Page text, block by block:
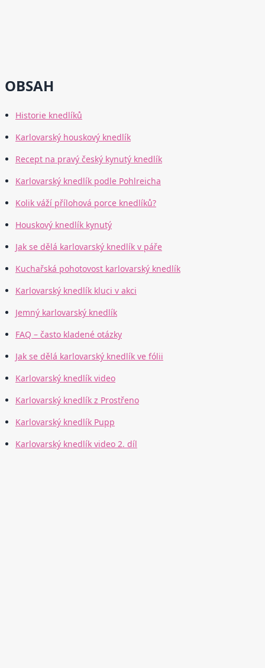
OBSAH
Historie knedlíků
Karlovarský houskový knedlík
Recept na pravý český kynutý knedlík
Karlovarský knedlík podle Pohlreicha
Kolik váží přílohová porce knedlíků?
Houskový knedlík kynutý
Jak se dělá karlovarský knedlík v páře
Kuchařská pohotovost karlovarský knedlík
Karlovarský knedlík kluci v akci
Jemný karlovarský knedlík
FAQ – často kladené otázky
Jak se dělá karlovarský knedlík ve fólii
Karlovarský knedlík video
Karlovarský knedlík z Prostřeno
Karlovarský knedlík Pupp
Karlovarský knedlík video 2. díl